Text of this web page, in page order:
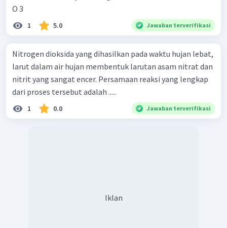
O 3 ​
1 5.0 Jawaban terverifikasi
Nitrogen dioksida yang dihasilkan pada waktu hujan lebat,
larut dalam air hujan membentuk larutan asam nitrat dan
nitrit yang sangat encer. Persamaan reaksi yang lengkap
dari proses tersebut adalah .....
1 0.0 Jawaban terverifikasi
Iklan